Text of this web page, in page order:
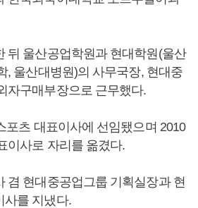
뒤 울산공업학원과 현대학원(울산
, 울산대병원)의 사무국장, 현대중
자구매부장으로 근무했다.
포츠 대표이사에 선임됐으며 2010
이사로 자리를 옮겼다.
겸 현대중공업그룹 기획실장과 현
사를 지냈다.